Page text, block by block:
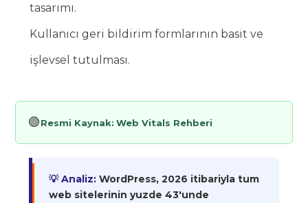
tasarımı.
Kullanıcı geri bildirim formlarının basit ve
işlevsel tutulması.
🟢Resmi Kaynak: Web Vitals Rehberi
💡 Analiz: WordPress, 2026 itibariyla tum
web sitelerinin yuzde 43'unde